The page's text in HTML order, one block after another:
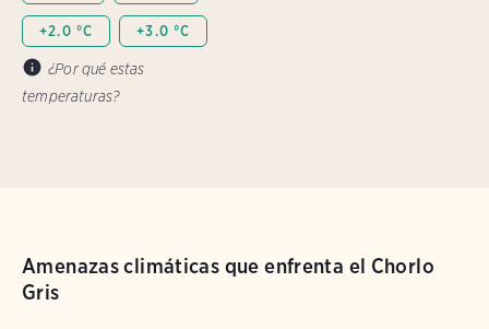
+2.0 °C +3.0 °C
¿Por qué estas
temperaturas?
Amenazas climáticas que enfrenta el Chorlo
Gris